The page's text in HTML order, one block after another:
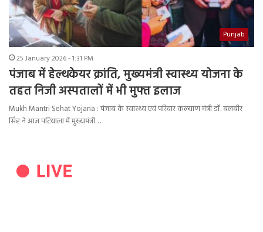
Punjab
25 January 2026 - 1:31 PM
पंजाब में हेल्थकेयर क्रांति, मुख्यमंत्री स्वास्थ्य योजना के
तहत निजी अस्पतालों में भी मुफ्त इलाज
Mukh Mantri Sehat Yojana : पंजाब के स्वास्थ्य एवं परिवार कल्याण मंत्री डॉ. बलबीर
सिंह ने आज पटियाला में मुख्यमंत्री…